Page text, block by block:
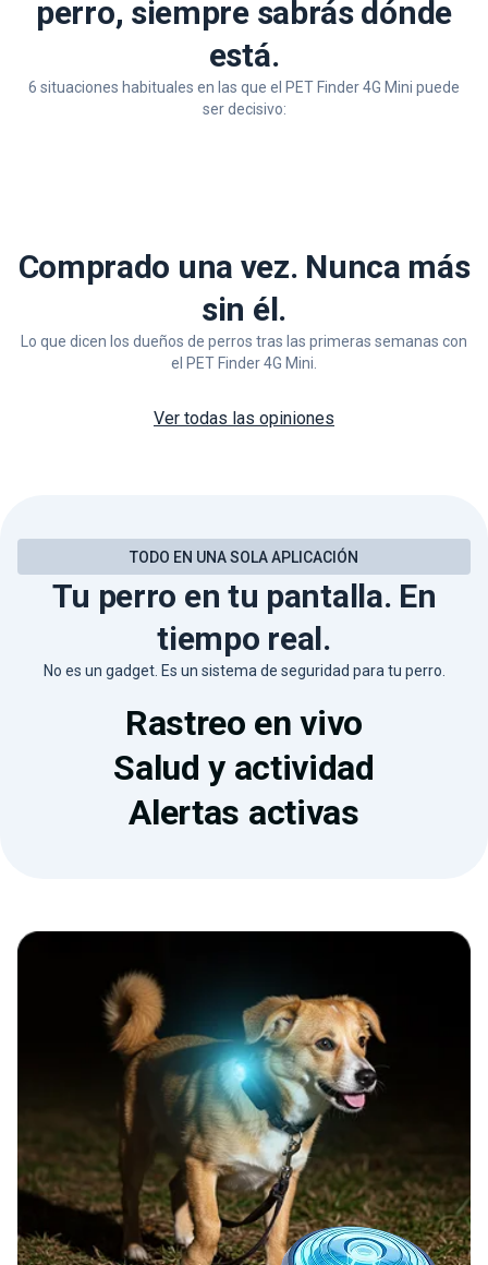
perro, siempre sabrás dónde
está.
6 situaciones habituales en las que el PET Finder 4G Mini puede
ser decisivo:
Comprado una vez. Nunca más
sin él.
Lo que dicen los dueños de perros tras las primeras semanas con
el PET Finder 4G Mini.
Ver todas las opiniones
TODO EN UNA SOLA APLICACIÓN
Tu perro en tu pantalla. En
tiempo real.
No es un gadget. Es un sistema de seguridad para tu perro.
Rastreo en vivo
Salud y actividad
Alertas activas